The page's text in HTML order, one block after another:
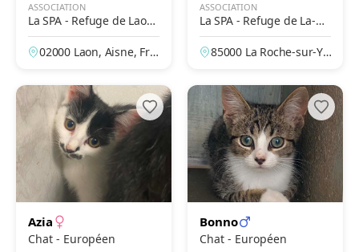
ASSOCIATION
La SPA - Refuge de Laon
– Des Prés de Longuevall
e 02000 Laon, Aisne, Fra
ASSOCIATION
La SPA - Refuge de La-Ro
che-Sur-Yon
85000 La Roche-sur-Yo
Azia
Chat - Européen
Bonno
Chat - Européen